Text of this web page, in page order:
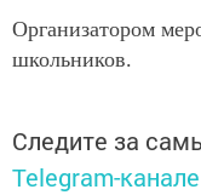
Организатором
школьников.
Следите за
Telegram-канале